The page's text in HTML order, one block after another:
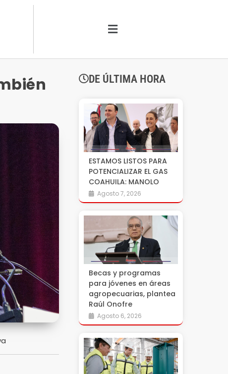
DE ÚLTIMA HORA
ESTAMOS LISTOS PARA
POTENCIALIZAR EL GAS
COAHUILA: MANOLO
Agosto 7, 2026
Becas y programas
para jóvenes en áreas
agropecuarias, plantea
Raúl Onofre
Agosto 6, 2026